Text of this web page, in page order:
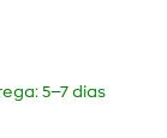
5–7 dias